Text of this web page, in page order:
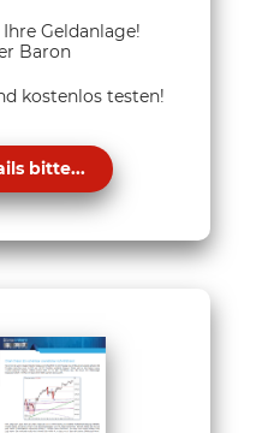
Geldanlage!
Baron
kostenlos testen!
bitte...